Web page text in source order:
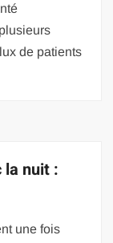
de patients
la nuit :
une fois